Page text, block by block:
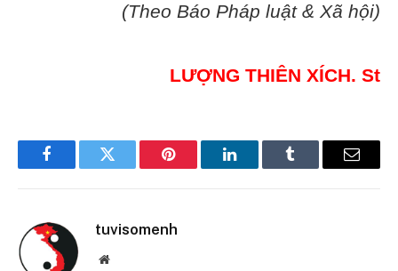
(Theo Báo Pháp luật & Xã hội)
LƯỢNG THIÊN XÍCH. St
FacebookTwitter Pinterest LinkedInTumblr Email
tuvisomenh
Website